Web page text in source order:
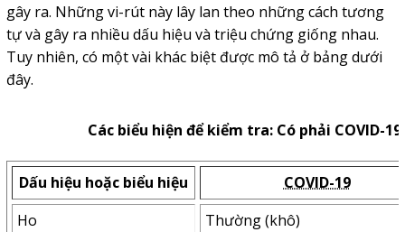
gây ra. Những vi-rút này lây lan theo những cách tương
tự và gây ra nhiều dấu hiệu và triệu chứng giống nhau.
Tuy nhiên, có một vài khác biệt được mô tả ở bảng dưới
đây.
Các biểu hiện để kiểm tra: Có phải COVID-
Dấu hiệu hoặc biểu hiệu
COVID-19
Ho
Thường (khô)